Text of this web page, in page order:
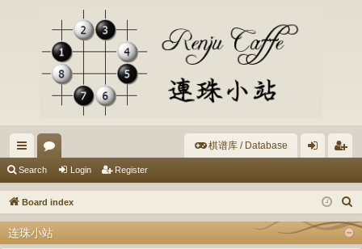
ui
ck
ks
or
u
s
棋谱库 / Database
in ist
Search Login Register
Board index
连珠小站